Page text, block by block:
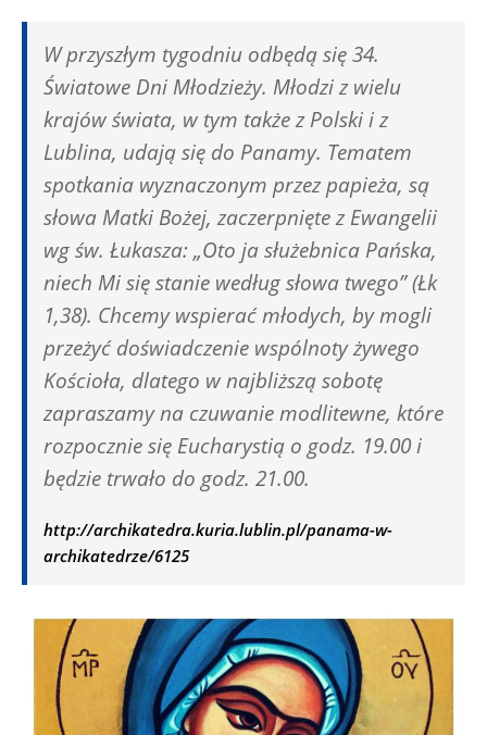
W przyszłym tygodniu odbędą się 34.
Światowe Dni Młodzieży. Młodzi z wielu
krajów świata, w tym także z Polski i z
Lublina, udają się do Panamy. Tematem
spotkania wyznaczonym przez papieża, są
słowa Matki Bożej, zaczerpnięte z Ewangelii
wg św. Łukasza: „Oto ja służebnica Pańska,
niech Mi się stanie według słowa twego” (Łk
1,38). Chcemy wspierać młodych, by mogli
przeżyć doświadczenie wspólnoty żywego
Kościoła, dlatego w najbliższą sobotę
zapraszamy na czuwanie modlitewne, które
rozpocznie się Eucharystią o godz. 19.00 i
będzie trwało do godz. 21.00.
http://archikatedra.kuria.lublin.pl/panama-w-
archikatedrze/6125